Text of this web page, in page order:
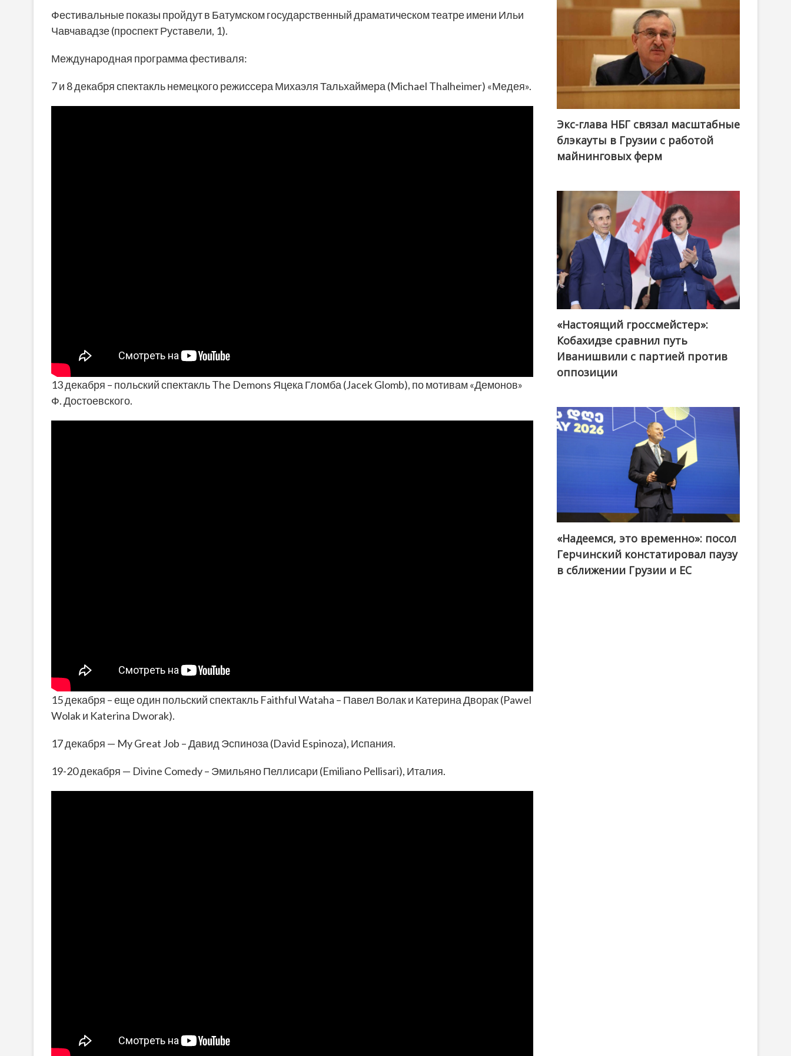
Фестивальные показы пройдут в Батумском государственный драматическом театре имени Ильи
Чавчавадзе (проспект Руставели, 1).
Международная программа фестиваля:
7 и 8 декабря спектакль немецкого режиссера Михаэля Тальхаймера (Michael Thalheimer) «Медея».
13 декабря – польский спектакль The Demons Яцека Гломба (Jacek Glomb), по мотивам «Демонов»
Ф. Достоевского.
15 декабря – еще один польский спектакль Faithful Wataha – Павел Волак и Катерина Дворак (Pawel
Wolak и Katerina Dworak).
17 декабря — My Great Job – Давид Эспиноза (David Espinoza), Испания.
19-20 декабря — Divine Comedy – Эмильяно Пеллисари (Emiliano Pellisari), Италия.
Экс-глава НБГ связал масштабные
блэкауты в Грузии с работой
майнинговых ферм
@ქართული ოცნება / Georgian Dream
«Настоящий гроссмейстер»:
Кобахидзе сравнил путь
Иванишвили с партией против
оппозиции
«Надеемся, это временно»: посол
Герчинский констатировал паузу
в сближении Грузии и ЕС